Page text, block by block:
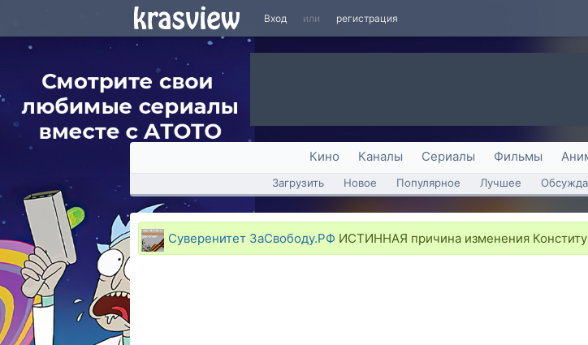
Вход или регистрация
Кино Каналы Сериалы Фильмы
Загрузить Новое Популярное Лучшее
Суверенитет ЗаСвободу.РФ ИСТИННАЯ причина изменения